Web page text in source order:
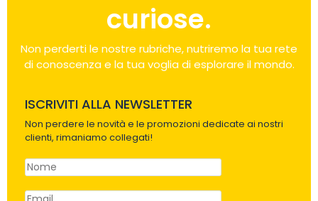
curiose.
Non perderti le nostre rubriche, nutriremo la tua rete
di conoscenza e la tua voglia di esplorare il mondo.
ISCRIVITI ALLA NEWSLETTER
Non perdere le novità e le promozioni dedicate ai nostri
clienti, rimaniamo collegati!